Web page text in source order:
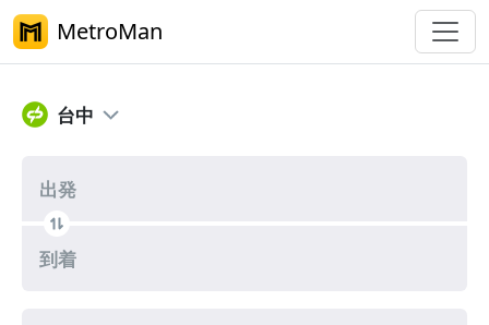
MetroMan
台中メトロ乗換案内
台中
出発
到着